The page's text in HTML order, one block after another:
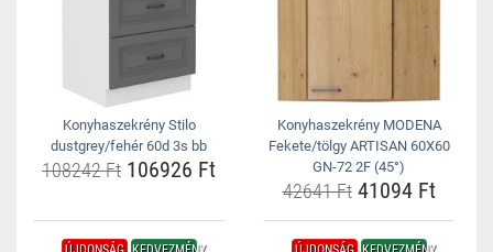
Konyhaszekrény Stilo
dustgrey/fehér 60d 3s bb
108242 Ft 106926 Ft
Konyhaszekrény MODENA
Fekete/tölgy ARTISAN 60X60
GN-72 2F (45°)
42641 Ft41094 Ft